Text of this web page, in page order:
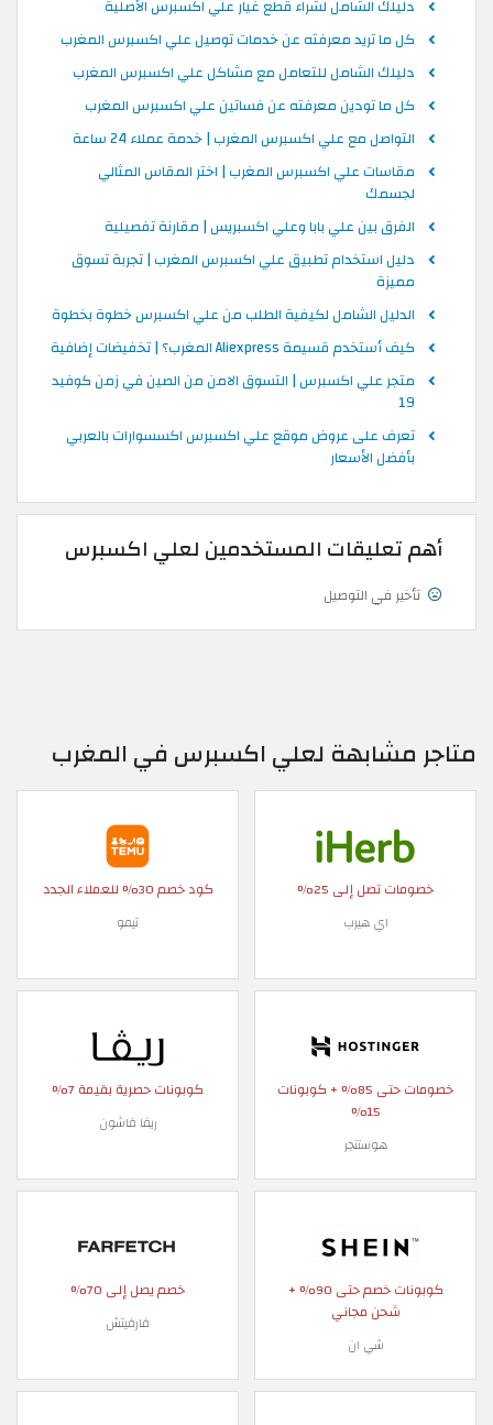
دليلك الشامل لشراء قطع غيار علي اكسبرس الأصلية
كل ما تريد معرفته عن خدمات توصيل علي اكسبرس المغرب
دليلك الشامل للتعامل مع مشاكل علي اكسبرس المغرب
كل ما تودين معرفته عن فساتين علي اكسبرس المغرب
التواصل مع علي اكسبرس المغرب | خدمة عملاء 24 ساعة
مقاسات علي اكسبرس المغرب | اختر المقاس المثالي
لجسمك
الفرق بين علي بابا وعلي اكسبريس | مقارنة تفصيلية
دليل استخدام تطبيق علي اكسبرس المغرب | تجربة تسوق
مميزة
الدليل الشامل لكيفية الطلب من علي اكسبرس خطوة بخطوة
كيف أستخدم قسيمة Aliexpress المغرب؟ | تخفيضات إضافية
متجر علي اكسبرس | التسوق الامن من الصين في زمن كوفيد
19
تعرف على عروض موقع علي اكسبرس اكسسوارات بالعربي
بأفضل الأسعار
أهم تعليقات المستخدمين لعلي اكسبرس
تأخير في التوصيل
متاجر مشابهة لعلي اكسبرس في المغرب
خصومات تصل إلى 25%
اي هيرب
كود خصم 30% للعملاء الجدد
تيمو
خصومات حتى 85% + كوبونات
15%
هوستنجر
كوبونات حصرية بقيمة 7%
ريفا فاشون
كوبونات خصم حتى 90% +
شحن مجاني
شي ان
خصم يصل إلى 70%
فارفيتش